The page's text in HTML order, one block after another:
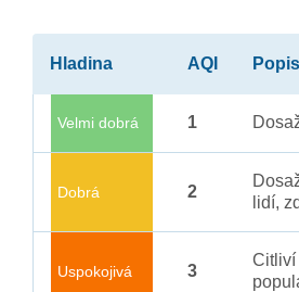
Hladina AQI Popis
Velmi dobrá 1
Dobrá 2
lidí,
Uspokojivá 3
Citliví